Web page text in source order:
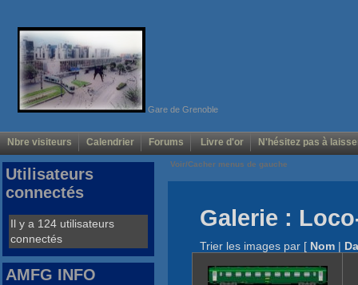
Gare de Grenoble
Nbre visiteurs Calendrier Forums Livre d'or N'hésitez pas à
Voir/Cacher menus de gauche
Galerie :
Trier les images par [ Nom |
Utilisateurs
connectés
Il y a 124 utilisateurs
connectés
AMFG INFO